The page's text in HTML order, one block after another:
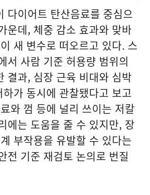
다이어트 탄산음료를 중심으
운데, 체중 감소 효과와 맞바
새 변수로 떠오르고 있다. 스
서 사람 기준 허용량 범위의
결과, 심장 근육 비대와 심박
가 동시에 관찰됐다고 보고
와 껌 등에 널리 쓰이는 저칼
에는 도움을 줄 수 있지만, 장
부작용을 유발할 수 있다는
전 기준 재검토 논의로 번질